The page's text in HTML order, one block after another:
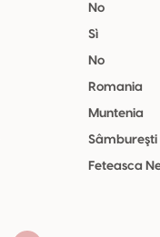
No
Sì
No
Romania
Muntenia
Sâmbureşti
Feteasca